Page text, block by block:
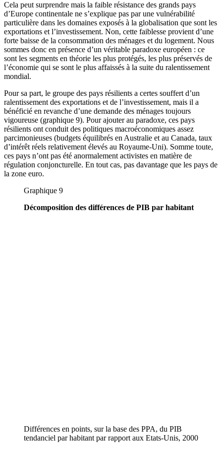
Cela peut surprendre mais la faible résistance des grands pays
d’Europe continentale ne s’explique pas par une vulnérabilité
particulière dans les domaines exposés à la globalisation que sont les
exportations et l’investissement. Non, cette faiblesse provient d’une
forte baisse de la consommation des ménages et du logement. Nous
sommes donc en présence d’un véritable paradoxe européen : ce
sont les segments en théorie les plus protégés, les plus préservés de
l’économie qui se sont le plus affaissés à la suite du ralentissement
mondial.
Pour sa part, le groupe des pays résilients a certes souffert d’un
ralentissement des exportations et de l’investissement, mais il a
bénéficié en revanche d’une demande des ménages toujours
vigoureuse (graphique 9). Pour ajouter au paradoxe, ces pays
résilients ont conduit des politiques macroéconomiques assez
parcimonieuses (budgets équilibrés en Australie et au Canada, taux
d’intérêt réels relativement élevés au Royaume-Uni). Somme toute,
ces pays n’ont pas été anormalement activistes en matière de
régulation conjoncturelle. En tout cas, pas davantage que les pays de
la zone euro.
Graphique 9
Décomposition des différences de PIB par habitant
Différences en points, sur la base des PPA, du PIB
tendanciel par habitant par rapport aux Etats-Unis, 2000